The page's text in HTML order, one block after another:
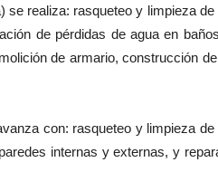
se realiza: rasqueteo y limpieza de
de pérdidas de agua en
de armario, construcción
con: rasqueteo y limpieza de
internas y externas, y